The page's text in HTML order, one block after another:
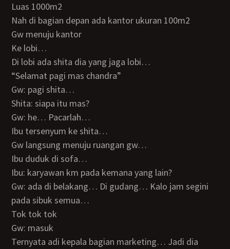
luas 1000m2
Nah di bagian depan ada kantor ukuran 100m2
Gw menuju kantor
Ke lobi…
Di lobi ada shita dia yang jaga lobi…
“Selamat pagi mas chandra”
Gw: pagi shita…
Shita: siapa itu mas?
Gw: he… Pacarlah…
Ibu tersenyum ke shita…
Gw langsung menuju ruangan gw…
Ibu duduk di sofa…
Ibu: karyawan km pada kemana yang lain?
Gw: ada di belakang… Di gudang… Kalo jam segini
pada sibuk semua…
Tok tok tok
Gw: masuk
Ternyata adi kepala bagian marketing… Jadi dia